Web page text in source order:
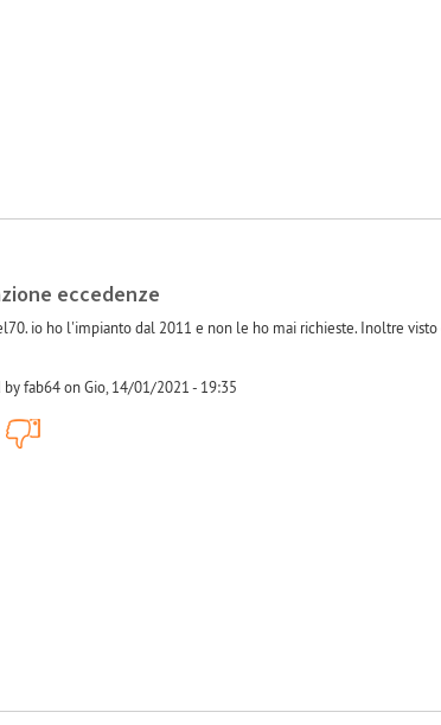
eccedenze
io ho l'impianto dal 2011 e non le ho mai richieste. Inoltre
fab64 on Gio, 14/01/2021 - 19:35